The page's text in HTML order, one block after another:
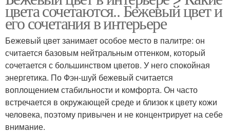
цвета сочетаются.. Бежевый цвет и
его сочетания в интерьере
Бежевый цвет занимает особое место в палитре: он
считается базовым нейтральным оттенком, который
сочетается с большинством цветов. У него спокойная
энергетика. По Фэн-шуй бежевый считается
воплощением стабильности и комфорта. Он часто
встречается в окружающей среде и близок к цвету кожи
человека, поэтому привычен и не концентрирует на себе
внимание.